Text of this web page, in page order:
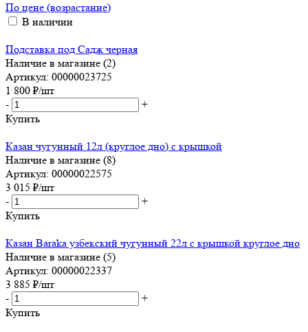
По цене (возрастание)
В наличии
Подставка под Садж черная
Наличие в магазине (2)
Артикул: 00000023725
1 800 ₽/шт
-
+
Купить
Казан чугунный 12л (круглое дно) с крышкой
Наличие в магазине (8)
Артикул: 00000022575
3 015 ₽/шт
-
+
Купить
Казан Baraka узбекский чугунный 22л с крышкой круглое дно
Наличие в магазине (5)
Артикул: 00000022337
3 885 ₽/шт
-
+
Купить